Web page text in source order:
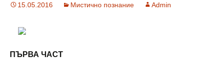
15.05.2016 Мистично познание Admin
ПЪРВА ЧАСТ